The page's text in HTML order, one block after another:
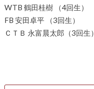
WTB 鶴田桂樹 （4回生）
FB 安田卓平 （3回生）
ＣＴＢ 永富晨太郎（3回生）